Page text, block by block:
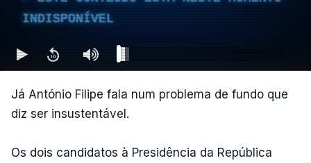
INDISPONÍVEL
Já António Filipe fala num problema de fundo que
diz ser insustentável.
Os dois candidatos à Presidência da República